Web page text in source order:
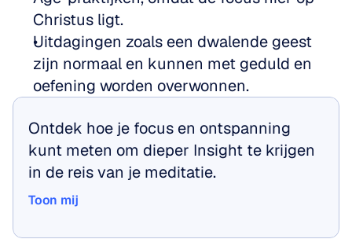
Christus ligt.
Uitdagingen zoals een dwalende geest
zijn normaal en kunnen met geduld en
oefening worden overwonnen.
Ontdek hoe je focus en ontspanning
kunt meten om dieper Insight te krijgen
in de reis van je meditatie.
Toon mij